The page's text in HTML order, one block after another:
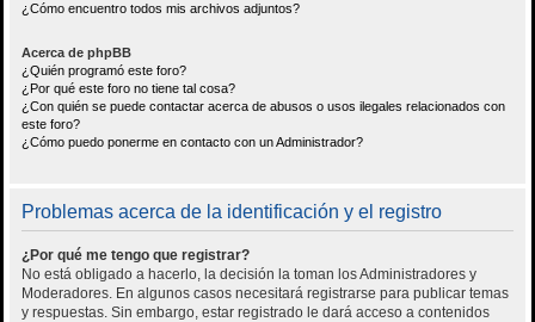
¿Cómo encuentro todos mis archivos adjuntos?
Acerca de phpBB
¿Quién programó este foro?
¿Por qué este foro no tiene tal cosa?
¿Con quién se puede contactar acerca de abusos o usos ilegales relacionados con
este foro?
¿Cómo puedo ponerme en contacto con un Administrador?
Problemas acerca de la identificación y el registro
¿Por qué me tengo que registrar?
No está obligado a hacerlo, la decisión la toman los Administradores y
Moderadores. En algunos casos necesitará registrarse para publicar temas
y respuestas. Sin embargo, estar registrado le dará acceso a contenidos